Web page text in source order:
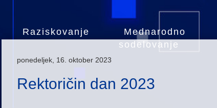
Raziskovanje
Mednarodno
sodelovanje
ponedeljek, 16. oktober 2023
Rektoričin dan 2023